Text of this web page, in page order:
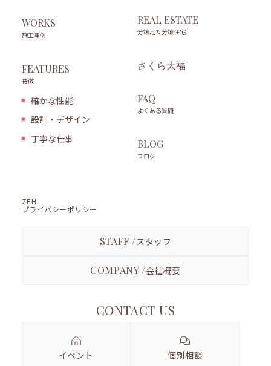
WORKS
施工事例
FEATURES
特徴
確かな性能
設計・デザイン
丁寧な仕事
REAL ESTATE
分譲地＆分譲住宅
さくら大福
FAQ
よくある質問
BLOG
ブログ
ZEH
プライバシーポリシー
STAFF /スタッフ
COMPANY /会社概要
CONTACT US
イベント 個別相談